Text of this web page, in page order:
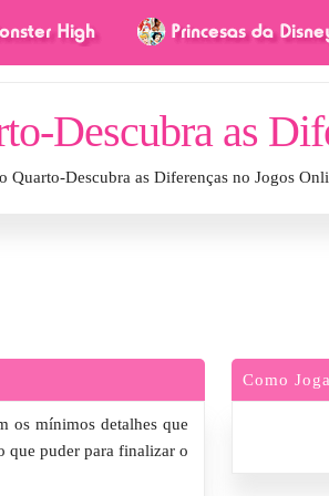
Descubra as
Quarto-Descubra as Diferenças no Jogos
os mínimos detalhes que
que puder para finalizar o
Como